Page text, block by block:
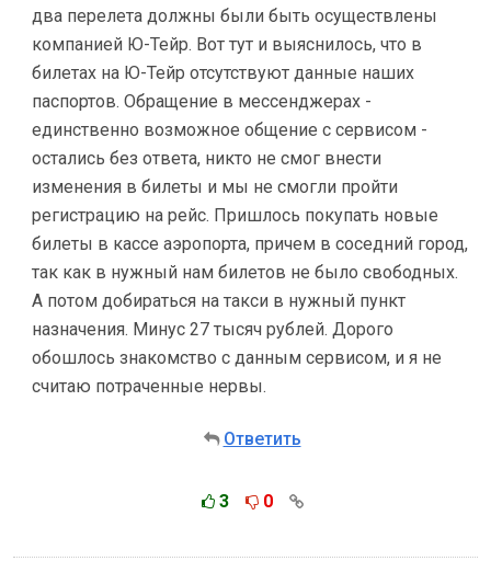
два перелета должны были быть осуществлены
компанией Ю-Тейр. Вот тут и выяснилось, что в
билетах на Ю-Тейр отсутствуют данные наших
паспортов. Обращение в мессенджерах -
единственно возможное общение с сервисом -
остались без ответа, никто не смог внести
изменения в билеты и мы не смогли пройти
регистрацию на рейс. Пришлось покупать новые
билеты в кассе аэропорта, причем в соседний город,
так как в нужный нам билетов не было свободных.
А потом добираться на такси в нужный пункт
назначения. Минус 27 тысяч рублей. Дорого
обошлось знакомство с данным сервисом, и я не
считаю потраченные нервы.
Ответить
3 0